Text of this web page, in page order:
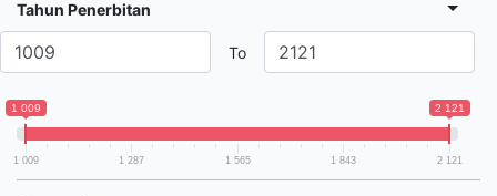
Tahun Penerbitan
To
1 009 2 121
1 009 1 287 1 565 1 843 2 121